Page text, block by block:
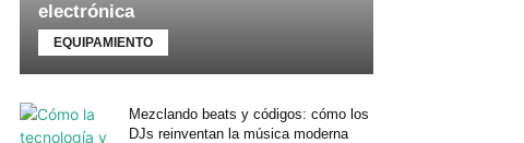
electrónica
EQUIPAMIENTO
Mezclando beats y códigos: cómo los
DJs reinventan la música moderna